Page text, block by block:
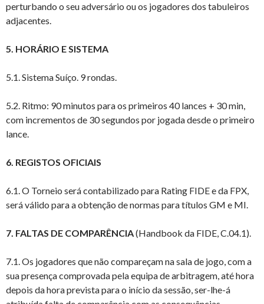
perturbando o seu adversário ou os jogadores dos tabuleiros
adjacentes.
5. HORÁRIO E SISTEMA
5.1. Sistema Suíço. 9 rondas.
5.2. Ritmo: 90 minutos para os primeiros 40 lances + 30 min,
com incrementos de 30 segundos por jogada desde o primeiro
lance.
6. REGISTOS OFICIAIS
6.1. O Torneio será contabilizado para Rating FIDE e da FPX,
será válido para a obtenção de normas para títulos GM e MI.
7. FALTAS DE COMPARÊNCIA(Handbook da FIDE, C.04.1).
7.1. Os jogadores que não compareçam na sala de jogo, com a
sua presença comprovada pela equipa de arbitragem, até hora
depois da hora prevista para o início da sessão, ser-lhe-á